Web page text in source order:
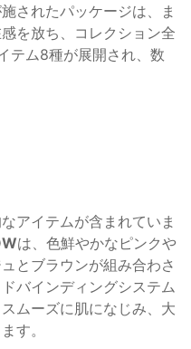
されたパッケージは、ま
を放ち、コレクション全
テム8種が展開され、数
アイテムが含まれていま
は、色鮮やかなピンクや
とブラウンが組み合わさ
バインディングシステム
ムーズに肌になじみ、大
す。